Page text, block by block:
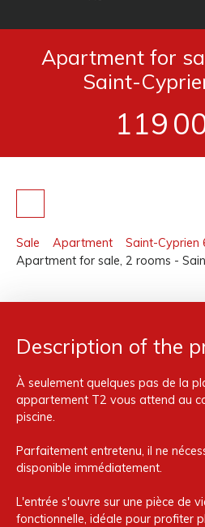
Apartment for
Saint-
119
Sale Apartment
Saint-Cyprien
Apartment for sale, 2 rooms -
Description of the
À seulement quelques pas de la
appartement T2 vous attend au
piscine.
Parfaitement entretenu, il ne
disponible immédiatement.
L'entrée s'ouvre sur une pièce de
fonctionnelle, idéale pour profiter